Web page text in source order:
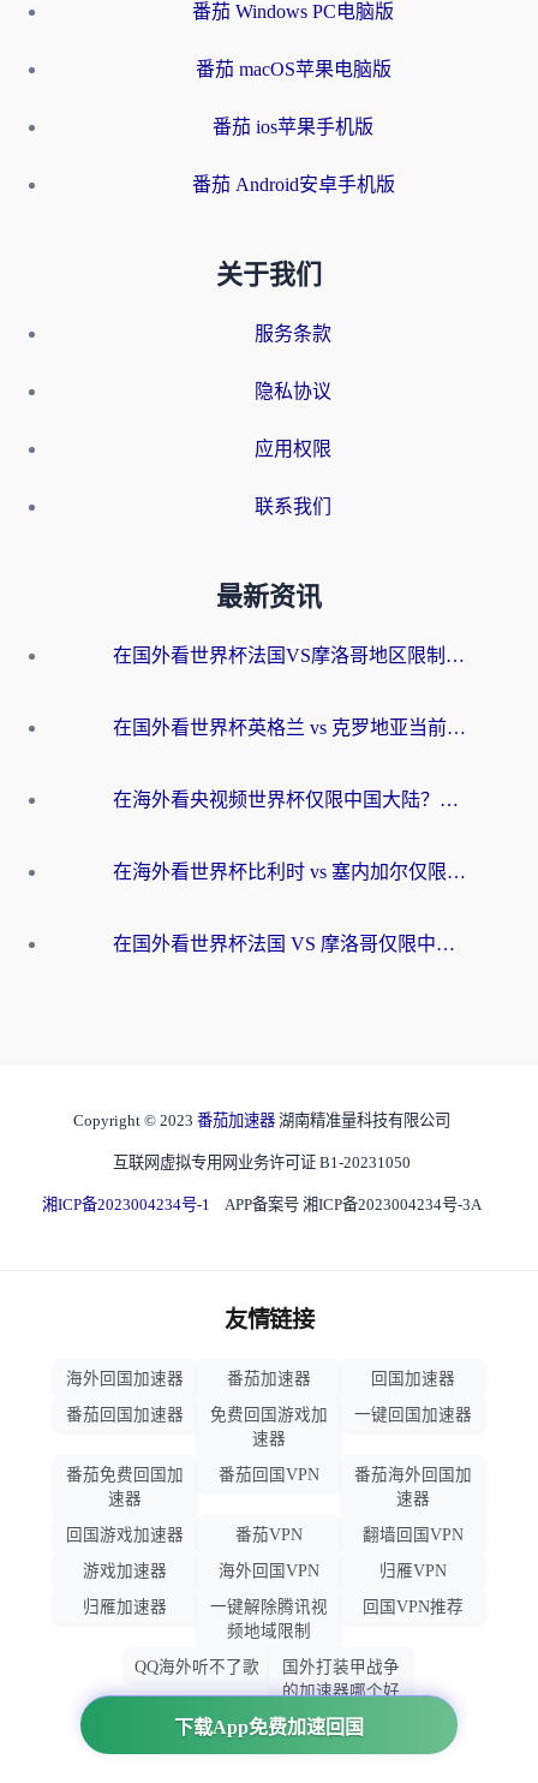
番茄 Windows PC电脑版
番茄 macOS苹果电脑版
番茄 ios苹果手机版
番茄 Android安卓手机版
关于我们
服务条款
隐私协议
应用权限
联系我们
最新资讯
在国外看世界杯法国VS摩洛哥地区限制？这篇指南让你流畅看中文解说无压力
在国外看世界杯英格兰 vs 克罗地亚当前地区不可播放？这篇指南帮你搞定所有海外观赛难题
在海外看央视频世界杯仅限中国大陆？这篇指南帮你解锁中文解说+无卡顿直播
在海外看世界杯比利时 vs 塞内加尔仅限中国大陆？我找到了最流畅的中文解说之路
在国外看世界杯法国 VS 摩洛哥仅限中国大陆？海外党这样看中文解说赛事不卡顿
下载App免费加速回国
Copyright © 2023 番茄加速器 湖南精准量科技有限公司
互联网虚拟专用网业务许可证 B1-20231050
湘ICP备2023004234号-1 APP备案号 湘ICP备2023004234号-3A
友情链接
海外回国加速器 番茄加速器
回国加速器
番茄回国加速器
免费回国游戏加
速器
一键回国加速器
番茄免费回国加
速器
番茄回国VPN
番茄海外回国加
速器
回国游戏加速器
番茄VPN
翻墙回国VPN
游戏加速器
海外回国VPN
归雁VPN
归雁加速器
一键解除腾讯视
频地域限制
回国VPN推荐
QQ海外听不了歌
国外打装甲战争
的加速器哪个好
用